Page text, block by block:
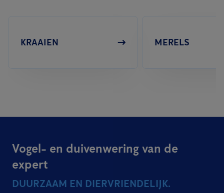
KRAAIEN MERELS
Vogel- en duivenwering van de
expert
DUURZAAM EN DIERVRIENDELIJK.